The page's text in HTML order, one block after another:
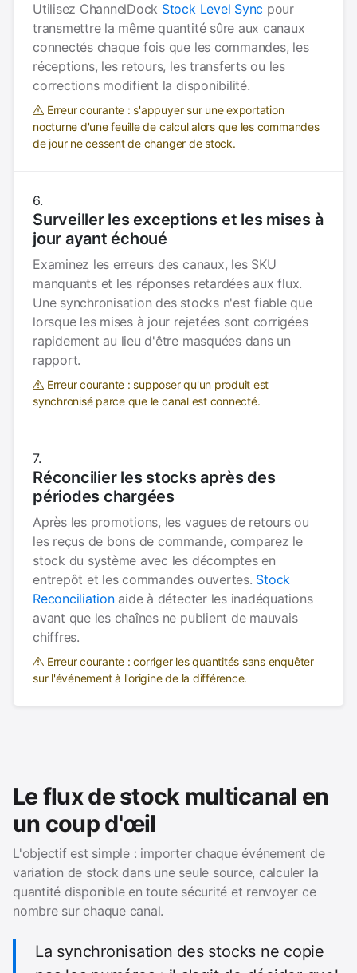
Utilisez ChannelDock Stock Level Sync pour
transmettre la même quantité sûre aux canaux
connectés chaque fois que les commandes, les
réceptions, les retours, les transferts ou les
corrections modifient la disponibilité.
Erreur courante : s'appuyer sur une exportation
nocturne d'une feuille de calcul alors que les commandes
de jour ne cessent de changer de stock.
Surveiller les exceptions et les mises à
jour ayant échoué
Examinez les erreurs des canaux, les SKU
manquants et les réponses retardées aux flux.
Une synchronisation des stocks n'est fiable que
lorsque les mises à jour rejetées sont corrigées
rapidement au lieu d'être masquées dans un
rapport.
Erreur courante : supposer qu'un produit est
synchronisé parce que le canal est connecté.
Réconcilier les stocks après des
périodes chargées
Après les promotions, les vagues de retours ou
les reçus de bons de commande, comparez le
stock du système avec les décomptes en
entrepôt et les commandes ouvertes. Stock
Reconciliationaide à détecter les inadéquations
avant que les chaînes ne publient de mauvais
chiffres.
Erreur courante : corriger les quantités sans enquêter
sur l'événement à l'origine de la différence.
Le flux de stock multicanal en
un coup d'œil
L'objectif est simple : importer chaque événement de
variation de stock dans une seule source, calculer la
quantité disponible en toute sécurité et renvoyer ce
nombre sur chaque canal.
La synchronisation des stocks ne copie